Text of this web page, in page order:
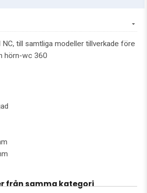
till samtliga modeller tillverkade före
hörn-wc 360
från samma kategori